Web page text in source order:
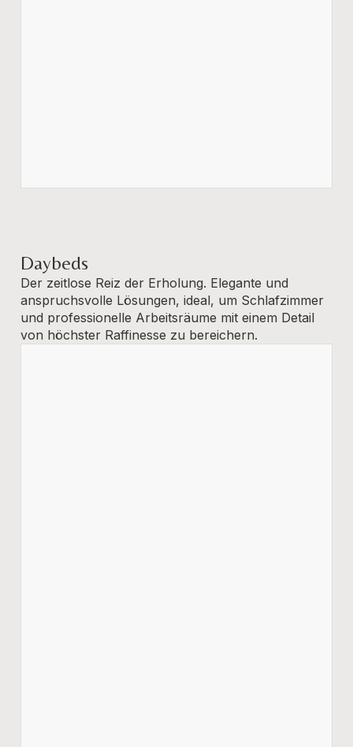
Daybeds
Der zeitlose Reiz der Erholung. Elegante und
anspruchsvolle Lösungen, ideal, um Schlafzimmer
und professionelle Arbeitsräume mit einem Detail
von höchster Raffinesse zu bereichern.